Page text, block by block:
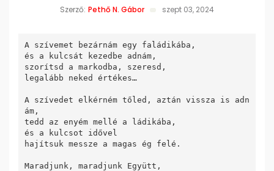
Szerző: Pethő N. Gábor szept 03, 2024
A szívemet bezárnám egy faládikába,
és a kulcsát kezedbe adnám,
szorítsd a markodba, szeresd,
legalább neked értékes…
A szívedet elkérném tőled, aztán vissza is adn
ám,
tedd az enyém mellé a ládikába,
és a kulcsot idővel
hajítsuk messze a magas ég felé.
Maradjunk, maradjunk Együtt,